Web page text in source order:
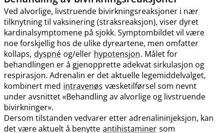
Ved alvorlige, livstruende bivirkningsreaksjoner i nær
tilknytning til vaksinering (straksreaksjon), viser dyret
kardinalsymptomene på sjokk. Symptombildet vil være
noe forskjellig hos de ulike dyreartene, men omfatter
kollaps, dyspné og​/​eller hypotensjon. Målet for
behandlingen er å gjenopprette adekvat sirkulasjon og
respirasjon. Adrenalin er det aktuelle legemiddelvalget,
kombinert med intravenøs væsketilførsel som nevnt
under avsnittet «Behandling av alvorlige og livstruende
bivirkninger».
Dersom tilstanden vedvarer etter adrenalininjeksjon, kan
det være aktuelt å benytte antihistaminer som